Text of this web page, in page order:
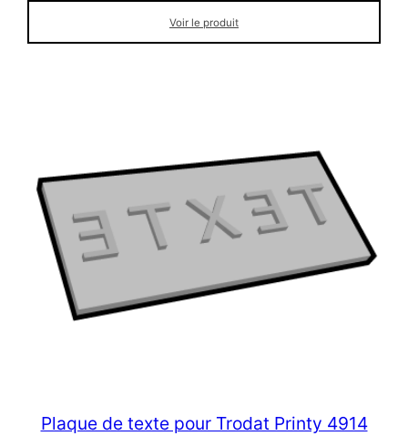
Voir le produit
Plaque de texte pour Trodat Printy 4914